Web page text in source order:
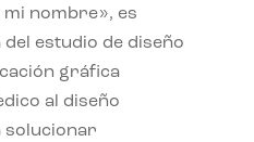
mi nombre», es
estudio de diseño
gráfica
al diseño
solucionar